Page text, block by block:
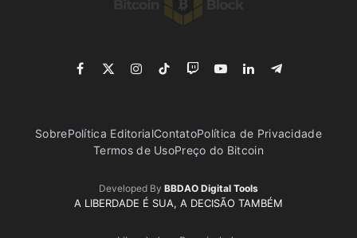
Facebook
X
Instagram
TikTokTwitchYouTubeLinkedInTelegram
SobrePolítica EditorialContatoPolítica de Privacidade
Termos de UsoPreço do Bitcoin
Developed By BBDAO Digital Tools
A LIBERDADE É SUA, A DECISÃO TAMBÉM